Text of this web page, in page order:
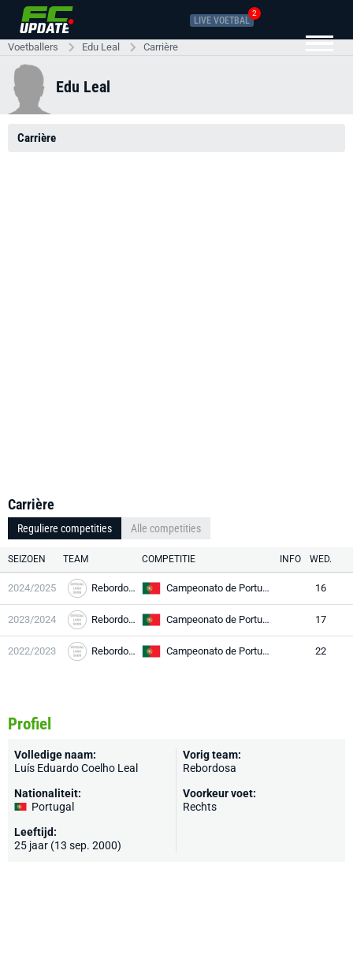
LIVE VOETBAL
2
Voetballers Edu Leal Carrière
Edu Leal
Carrière
Carrière
Reguliere competities Alle competities
SEIZOEN TEAM COMPETITIE INFO WED.
2024/2025 Rebordosa Campeonato de Portugal Prio 16
2023/2024 Rebordosa Campeonato de Portugal Prio 17
2022/2023 Rebordosa Campeonato de Portugal Prio 22
Profiel
Volledige naam:
Luís Eduardo Coelho Leal
Nationaliteit:
Portugal
Leeftijd:
25 jaar (13 sep. 2000)
Vorig team:
Rebordosa
Voorkeur voet:
Rechts